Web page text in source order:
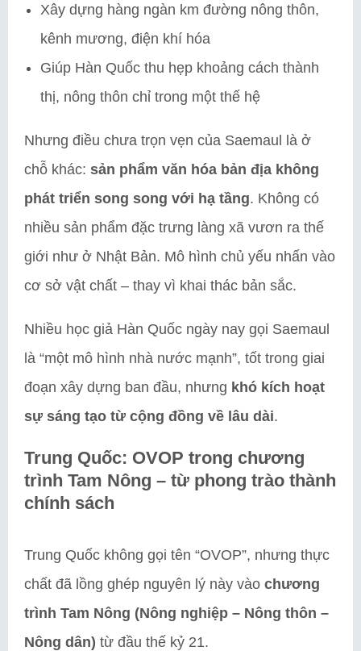
Xây dựng hàng ngàn km đường nông thôn,
kênh mương, điện khí hóa
Giúp Hàn Quốc thu hẹp khoảng cách thành
thị, nông thôn chỉ trong một thế hệ
Nhưng điều chưa trọn vẹn của Saemaul là ở
chỗ khác: sản phẩm văn hóa bản địa không
phát triển song song với hạ tầng. Không có
nhiều sản phẩm đặc trưng làng xã vươn ra thế
giới như ở Nhật Bản. Mô hình chủ yếu nhấn vào
cơ sở vật chất – thay vì khai thác bản sắc.
Nhiều học giả Hàn Quốc ngày nay gọi Saemaul
là “một mô hình nhà nước mạnh”, tốt trong giai
đoạn xây dựng ban đầu, nhưng khó kích hoạt
sự sáng tạo từ cộng đồng về lâu dài.
Trung Quốc: OVOP trong chương
trình Tam Nông – từ phong trào thành
chính sách
Trung Quốc không gọi tên “OVOP”, nhưng thực
chất đã lồng ghép nguyên lý này vào chương
trình Tam Nông (Nông nghiệp – Nông thôn –
Nông dân) từ đầu thế kỷ 21.